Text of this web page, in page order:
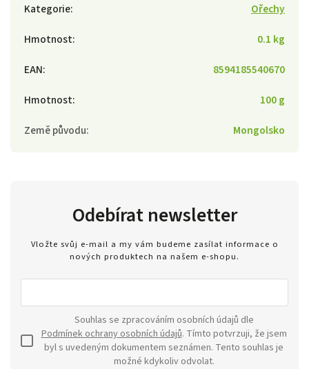
Kategorie:
Ořechy
Hmotnost:
0.1 kg
EAN:
8594185540670
Hmotnost:
100 g
Země původu: Mongolsko
Odebírat newsletter
Vložte svůj e-mail a my vám budeme zasílat informace o
nových produktech na našem e-shopu.
Podmínek ochrany osobních údajů. Tímto potvrzuji, že jsem
byl s uvedeným dokumentem seznámen. Tento souhlas je
možné kdykoliv odvolat.